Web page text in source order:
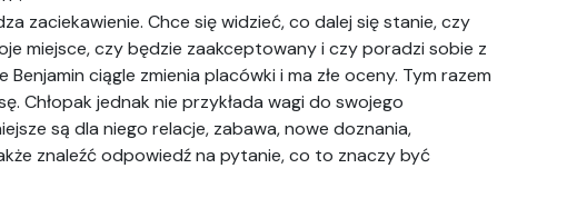
zaciekawienie. Chce się widzieć, co dalej się stanie, czy
miejsce, czy będzie zaakceptowany i czy poradzi sobie z
ciągle zmienia placówki i ma złe oceny. Tym razem
Chłopak jednak nie przykłada wagi do swojego
są dla niego relacje, zabawa, nowe doznania,
znaleźć odpowiedź na pytanie, co to znaczy być